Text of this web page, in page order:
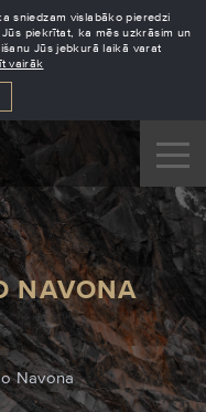
sniedzam vislabāko pieredzi
piekrītat, ka mēs uzkrāsim un
Jūs jebkurā laikā varat
vairāk
NAVONA
Navona